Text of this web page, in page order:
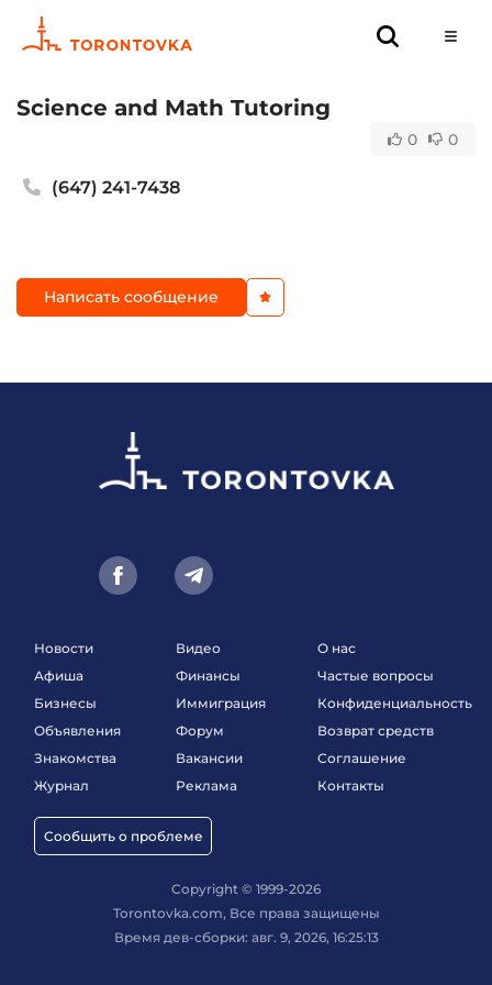
Science and Math Tutoring
0 0
(647) 241-7438
Написать сообщение
Новости
Афиша
Бизнесы
Объявления
Знакомства
Журнал
Сообщить о проблеме
Видео
Финансы
Иммиграция
Форум
Вакансии
Реклама
О нас
Частые вопросы
Конфиденциальность
Возврат средств
Соглашение
Контакты
Copyright © 1999-2026
Torontovka.com, Все права защищены
Время дев-сборки: авг. 9, 2026, 16:25:13